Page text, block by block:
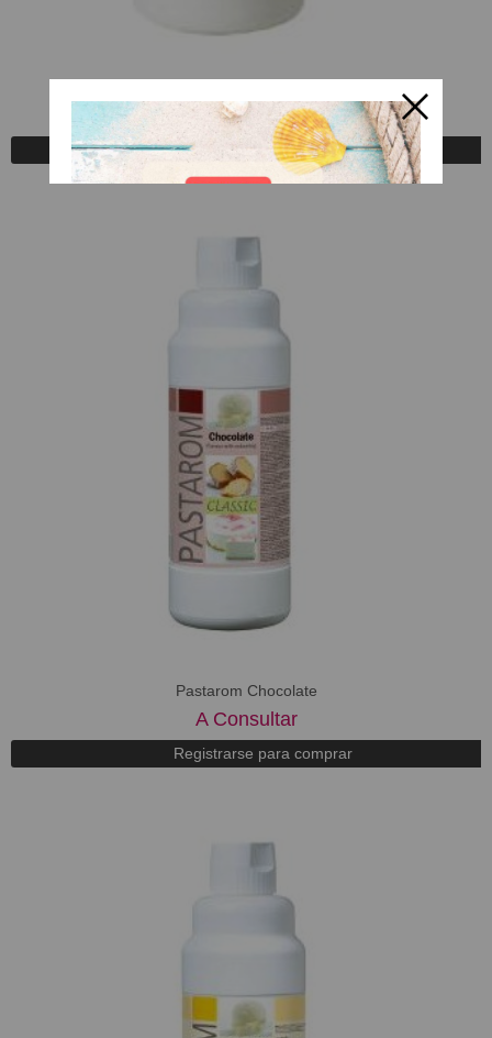
A Consultar
Registrarse para comprar
Pastarom Chocolate
A Consultar
Registrarse para comprar